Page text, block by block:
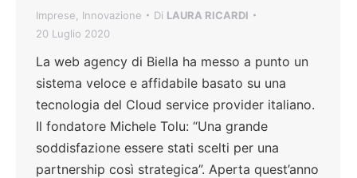
Imprese Innovazione Di LAURA RICARDI
20 Luglio 2020
La web agency di Biella ha messo a punto un
sistema veloce e affidabile basato su una
tecnologia del Cloud service provider italiano.
Il fondatore Michele Tolu: “Una grande
soddisfazione essere stati scelti per una
partnership così strategica”. Aperta quest’anno